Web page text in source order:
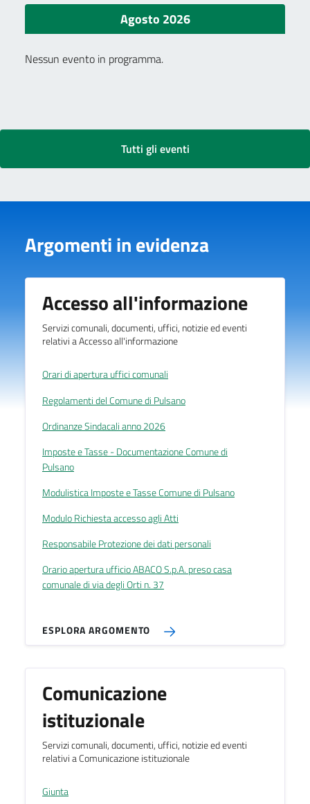
Agosto 2026
Nessun evento in programma.
Tutti gli eventi
Argomenti in evidenza
Accesso all'informazione
Servizi comunali, documenti, uffici, notizie ed eventi
relativi a Accesso all'informazione
Orari di apertura uffici comunali
Regolamenti del Comune di Pulsano
Ordinanze Sindacali anno 2026
Imposte e Tasse - Documentazione Comune di
Pulsano
Modulistica Imposte e Tasse Comune di Pulsano
Modulo Richiesta accesso agli Atti
Responsabile Protezione dei dati personali
Orario apertura ufficio ABACO S.p.A. preso casa
comunale di via degli Orti n. 37
ESPLORA ARGOMENTO
Comunicazione
istituzionale
Servizi comunali, documenti, uffici, notizie ed eventi
relativi a Comunicazione istituzionale
Giunta